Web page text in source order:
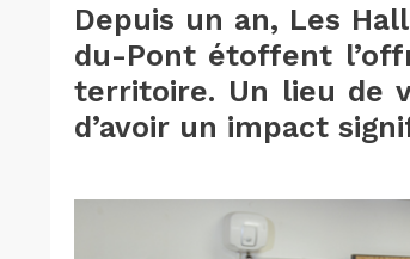
Depuis un an, Les
du-Pont étoffent
territoire. Un lieu de
d’avoir un impact